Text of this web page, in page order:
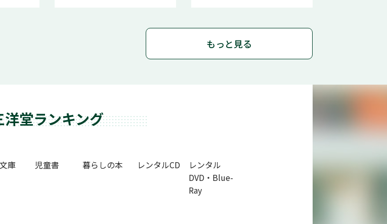
もっと見る
洋堂ランキング
庫 児童書 暮らしの本 レンタルCD
レンタル
DVD・Blue-
Ray